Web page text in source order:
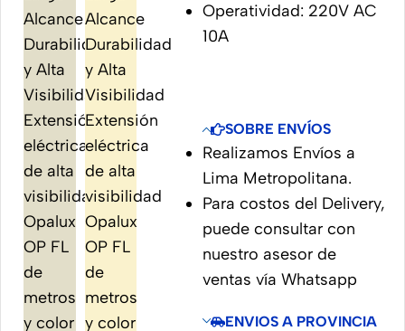
Operatividad: 220V AC
10A
SOBRE ENVÍOS
Realizamos Envíos a
Lima Metropolitana.
Para costos del Delivery,
puede consultar con
nuestro asesor de
ventas vía Whatsapp
ENVIOS A PROVINCIA